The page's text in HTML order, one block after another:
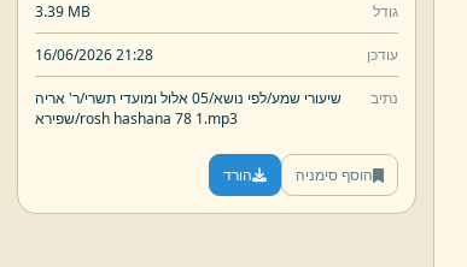
גודל 3.39 MB
עודכן 16/06/2026 21:28
נתיב שיעורי שמע/לפי נושא/05 אלול ומועדי תשרי/
ר' אריה
שפירא/rosh hashana 78 1.mp3
הוסף סימניה הורד